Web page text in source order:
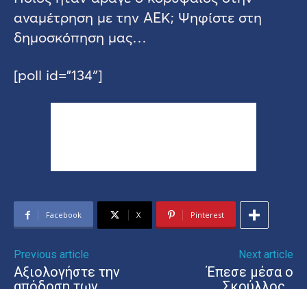
αναμέτρηση με την ΑΕΚ; Ψηφίστε στη
δημοσκόπηση μας…
[poll id=”134″]
Facebook X Pinterest
Previous article
Αξιολογήστε την
Next article
Έπεσε μέσα ο